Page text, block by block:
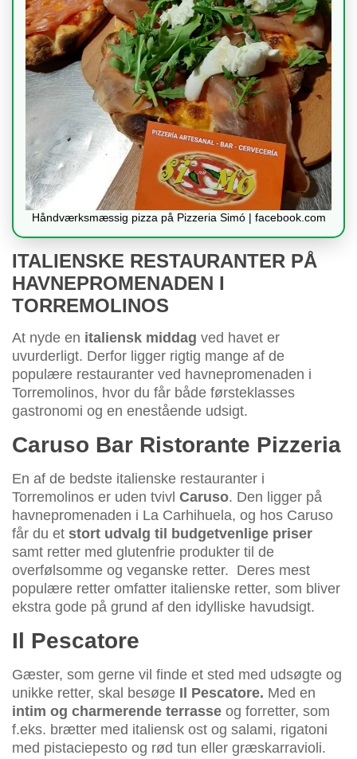
Håndværksmæssig pizza på Pizzeria Simó | facebook.com
ITALIENSKE RESTAURANTER PÅ
HAVNEPROMENADEN I
TORREMOLINOS
At nyde en italiensk middag ved havet er
uvurderligt. Derfor ligger rigtig mange af de
populære restauranter ved havnepromenaden i
Torremolinos, hvor du får både førsteklasses
gastronomi og en enestående udsigt.
Caruso Bar Ristorante Pizzeria
En af de bedste italienske restauranter i
Torremolinos er uden tvivl Caruso. Den ligger på
havnepromenaden i La Carhihuela, og hos Caruso
får du et stort udvalg til budgetvenlige priser
samt retter med glutenfrie produkter til de
overfølsomme og veganske retter. Deres mest
populære retter omfatter italienske retter, som bliver
ekstra gode på grund af den idylliske havudsigt.
Il Pescatore
Gæster, som gerne vil finde et sted med udsøgte og
unikke retter, skal besøge Il Pescatore. Med en
intim og charmerende terrasse og forretter, som
f.eks. brætter med italiensk ost og salami, rigatoni
med pistaciepesto og rød tun eller græskarravioli.